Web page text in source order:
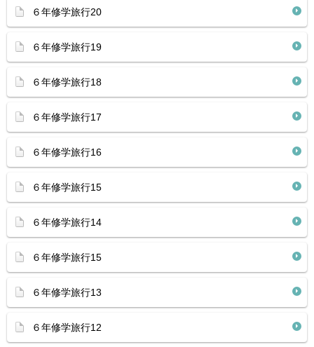
６年修学旅行20
６年修学旅行19
６年修学旅行18
６年修学旅行17
６年修学旅行16
６年修学旅行15
６年修学旅行14
６年修学旅行15
６年修学旅行13
６年修学旅行12